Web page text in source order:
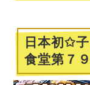
日本初✩
食堂第７